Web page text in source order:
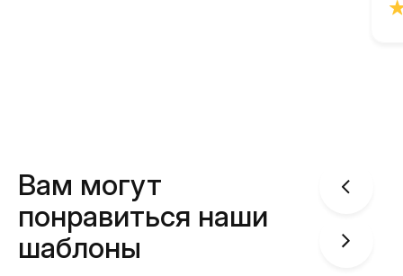
Вам могут
понравиться наши
шаблоны